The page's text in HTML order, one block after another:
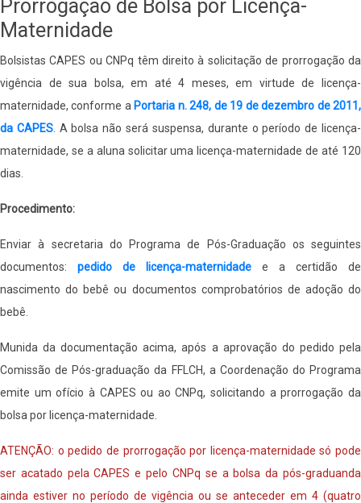
Prorrogação de Bolsa por Licença-
Maternidade
Bolsistas CAPES ou CNPq têm direito à solicitação de prorrogação da
vigência de sua bolsa, em até 4 meses, em virtude de licença-
maternidade, conforme a Portaria n. 248, de 19 de dezembro de 2011,
da CAPES. A bolsa não será suspensa, durante o período de licença-
maternidade, se a aluna solicitar uma licença-maternidade de até 120
dias.
Procedimento:
Enviar à secretaria do Programa de Pós-Graduação os seguintes
documentos: pedido de licença-maternidade e a certidão de
nascimento do bebê ou documentos comprobatórios de adoção do
bebê.
Munida da documentação acima, após a aprovação do pedido pela
Comissão de Pós-graduação da FFLCH, a Coordenação do Programa
emite um ofício à CAPES ou ao CNPq, solicitando a prorrogação da
bolsa por licença-maternidade.
ATENÇÃO: o pedido de prorrogação por licença-maternidade só pode
ser acatado pela CAPES e pelo CNPq se a bolsa da pós-graduanda
ainda estiver no período de vigência ou se anteceder em 4 (quatro